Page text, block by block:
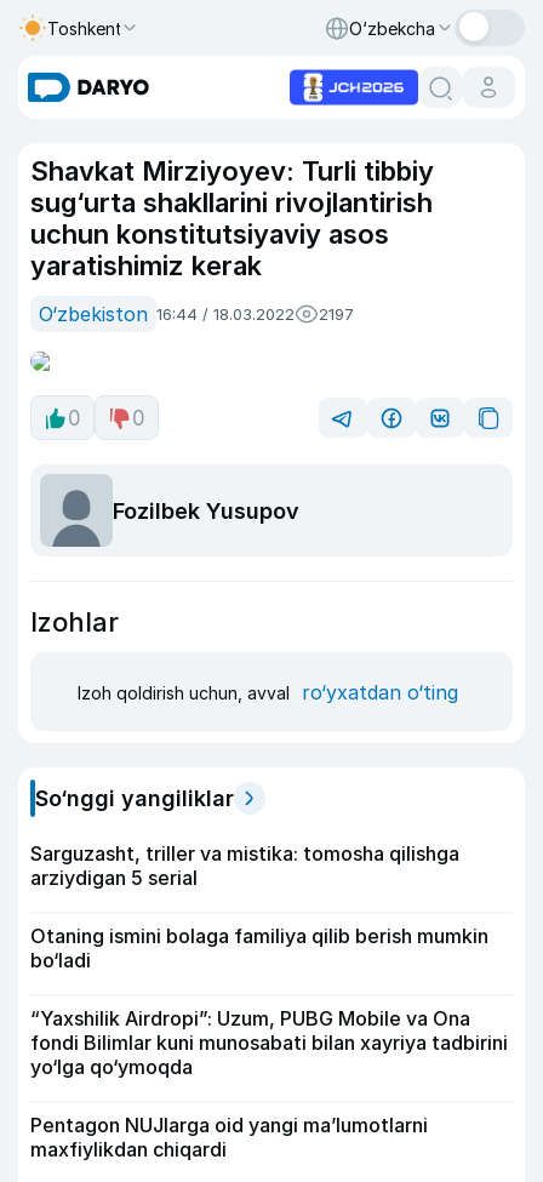
Toshkent O‘zbekcha
Shavkat Mirziyoyev: Turli tibbiy
sug‘urta shakllarini rivojlantirish
uchun konstitutsiyaviy asos
yaratishimiz kerak
O‘zbekiston 16:44 / 18.03.2022 2197
0 0
Fozilbek Yusupov
Izohlar
Izoh qoldirish uchun, avval ro‘yxatdan o‘ting
So‘nggi yangiliklar
Sarguzasht, triller va mistika: tomosha qilishga
arziydigan 5 serial
Otaning ismini bolaga familiya qilib berish mumkin
bo‘ladi
“Yaxshilik Airdropi”: Uzum, PUBG Mobile va Ona
fondi Bilimlar kuni munosabati bilan xayriya tadbirini
yo‘lga qo‘ymoqda
Pentagon NUJlarga oid yangi maʼlumotlarni
maxfiylikdan chiqardi